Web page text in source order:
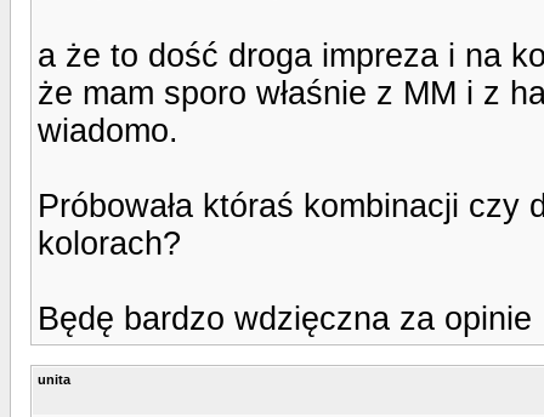
a że to dość droga impreza i na
że mam sporo właśnie z MM i z
wiadomo.
Próbowała któraś kombinacji czy
kolorach?
Będę bardzo wdzięczna za opinie
unita